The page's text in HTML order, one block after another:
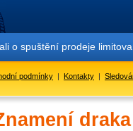
o spuštění prodeje
podmínky | Kontakty |
draka